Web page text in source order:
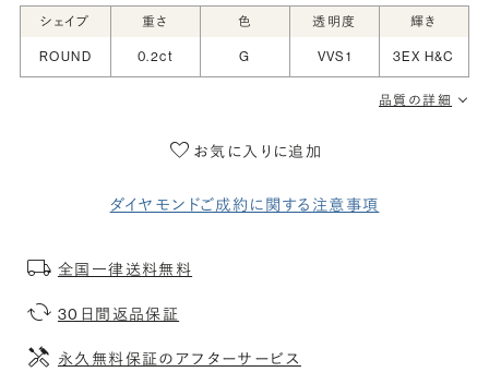
シェイプ 重さ 色 透明度 輝き
ROUND 0.2ct G VVS1 3EX H&C
品質の詳細
お気に入りに追加
ダイヤモンドご成約に関する注意事項
全国一律送料無料
30日間返品保証
永久無料保証のアフターサービス